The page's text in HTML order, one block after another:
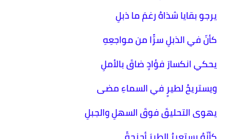
يرجو بقايا شذاهُ رغمَ ما ذبلِ
كأنّ في الذبلِ سرًّا من مواجعِهِ
يحكي انكسارَ فؤادٍ ضاقَ بالأملِ
ويستريحُ لطيرٍ في السماءِ مضى
يهوى التحليقَ فوقَ السهلِ والجبلِ